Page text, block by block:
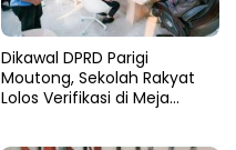
Dikawal DPRD Parigi
Moutong, Sekolah Rakyat
Lolos Verifikasi di Meja